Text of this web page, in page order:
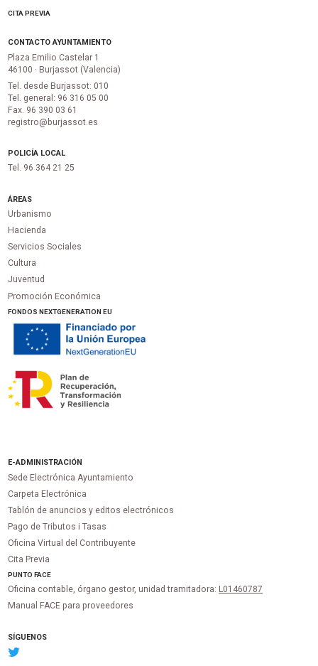
CITA PREVIA
CONTACTO AYUNTAMIENTO
Plaza Emilio Castelar 1
46100 · Burjassot (Valencia)
Tel. desde Burjassot: 010
Tel. general: 96 316 05 00
Fax. 96 390 03 61
registro@burjassot.es
POLICÍA LOCAL
Tel. 96 364 21 25
ÁREAS
Urbanismo
Hacienda
Servicios Sociales
Cultura
Juventud
Promoción Económica
FONDOS NEXTGENERATION EU
E-ADMINISTRACIÓN
Sede Electrónica Ayuntamiento
Carpeta Electrónica
Tablón de anuncios y editos electrónicos
Pago de Tributos i Tasas
Oficina Virtual del Contribuyente
Cita Previa
PUNTOFACE
Oficina contable, órgano gestor, unidad tramitadora: L01460787
Manual FACE para proveedores
SÍGUENOS